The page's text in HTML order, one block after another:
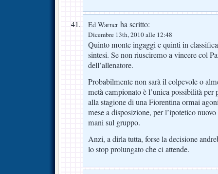
Ed Warner ha scritto:
Dicembre 13th, 2010 alle 12:48
Quinto monte ingaggi e quinti in
sintesi. Se non riusciremo a vincere col
dell’allenatore.
Probabilmente non sarà il colpevole o
metà campionato è l’unica possibilità per
alla stagione di una Fiorentina ormai
mese a disposizione, per l’ipotetico
mani sul gruppo.
Anzi, a dirla tutta, forse la decisione
lo stop prolungato che ci attende.